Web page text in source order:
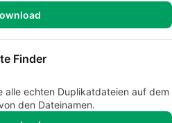
Finder
alle echten Duplikatdateien auf dem
den Dateinamen.